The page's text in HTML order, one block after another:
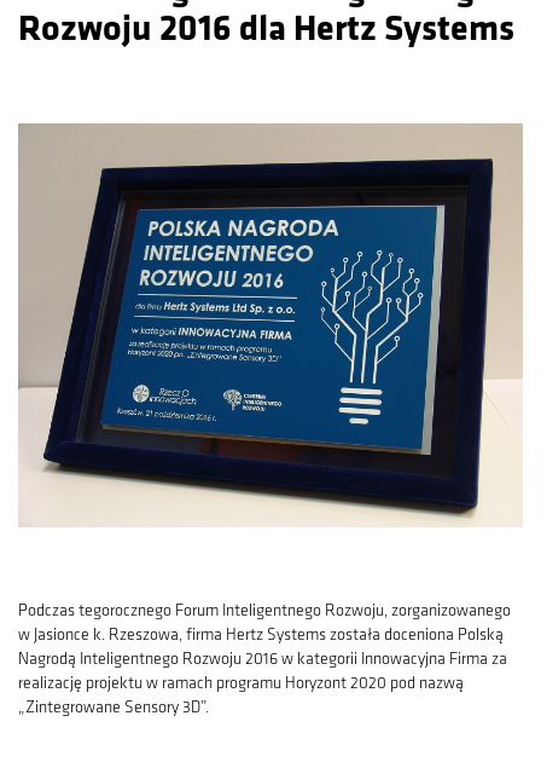
Rozwoju 2016 dla Hertz Systems
Podczas tegorocznego Forum Inteligentnego Rozwoju, zorganizowanego
w Jasionce k. Rzeszowa, firma Hertz Systems została doceniona Polską
Nagrodą Inteligentnego Rozwoju 2016 w kategorii Innowacyjna Firma za
realizację projektu w ramach programu Horyzont 2020 pod nazwą
„Zintegrowane Sensory 3D”.